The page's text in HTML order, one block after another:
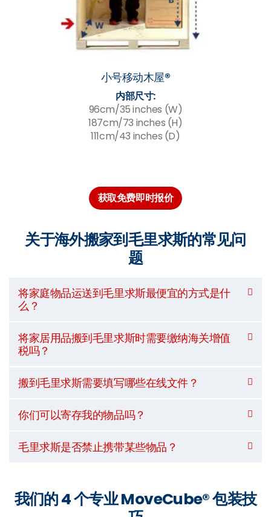
小号移动木屋®
内部尺寸:
96cm/35 inches (W)
187cm/73 inches (H)
111cm/43 inches (D)
获取免费即时报价
关于海外搬家到毛里求斯的常见问
题
将家庭物品运送到毛里求斯最便宜的方式是什
么？
将家居用品搬到毛里求斯时需要缴纳海关增值
税吗？
搬到毛里求斯需要填写哪些在线文件？
你们可以寄存我的物品吗？
毛里求斯是否禁止携带某些物品？
我们的 4 个专业 MoveCube® 包装技